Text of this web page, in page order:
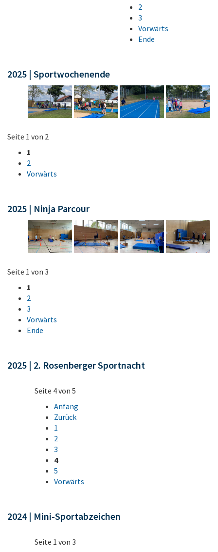
2
3
Vorwärts
Ende
2025 | Sportwochenende
Seite 1 von 2
1
2
Vorwärts
2025 | Ninja Parcour
Seite 1 von 3
1
2
3
Vorwärts
Ende
2025 | 2. Rosenberger Sportnacht
Seite 4 von 5
Anfang
Zurück
1
2
3
4
5
Vorwärts
2024 | Mini-Sportabzeichen
Seite 1 von 3